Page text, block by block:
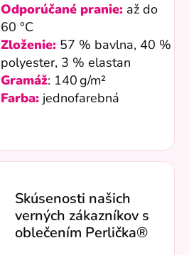
Odporúčané pranie: až do
60 °C
Zloženie: 57 % bavlna, 40 %
polyester, 3 % elastan
Gramáž: 140 g/m²
Farba: jednofarebná
Skúsenosti našich
verných zákazníkov s
oblečením Perlička®